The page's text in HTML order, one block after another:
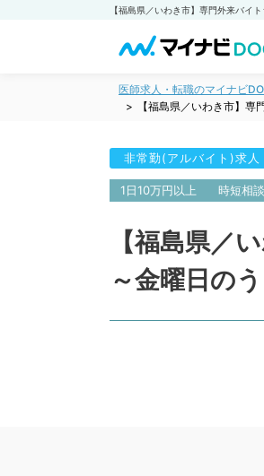
医師求人・転職のマイナビ
【福島県／いわき市】
非常勤(アルバイト)求人
1日10万円以上 時短相
【福島県／
～金曜日の